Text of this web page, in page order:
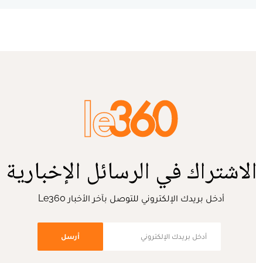
الاشتراك في الرسائل الإخبارية
أدخل بريدك الإلكتروني للتوصل بآخر الأخبار Le360
أرسل